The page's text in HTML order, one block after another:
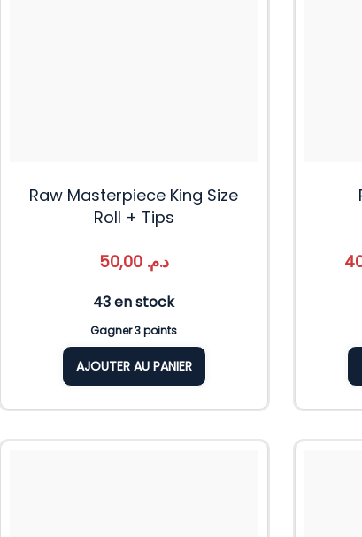
Raw Masterpiece King Size
Roll + Tips
د.م. 50,00
43 en stock
Gagner 3 points
AJOUTER AU PANIER